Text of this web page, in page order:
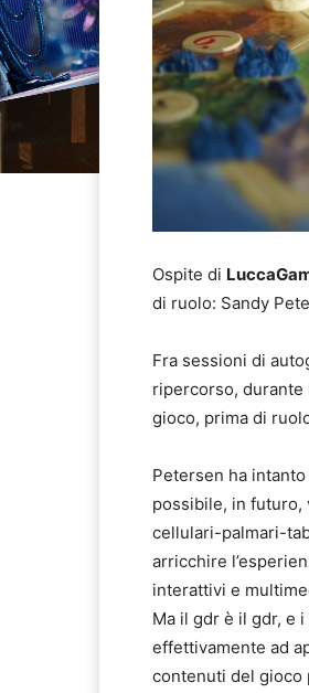
Ospite di
di ruolo: Sandy
Fra sessioni di
ripercorso, durante
gioco, prima di
Petersen ha
possibile, in futuro,
cellulari-palmari-
arricchire
interattivi e
Ma il gdr è il gdr, e
effettivamente ad
contenuti del gioco